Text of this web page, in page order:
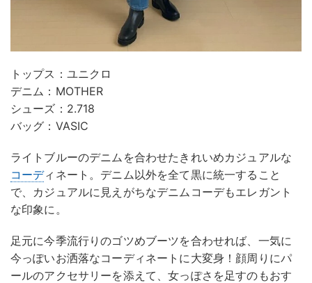
トップス：ユニクロ
デニム：MOTHER
シューズ：2.718
バッグ：VASIC
ライトブルーのデニムを合わせたきれいめカジュアルな
コーディネート。デニム以外を全て黒に統一すること
で、カジュアルに見えがちなデニムコーデもエレガント
な印象に。
足元に今季流行りのゴツめブーツを合わせれば、一気に
今っぽいお洒落なコーディネートに大変身！顔周りにパ
ールのアクセサリーを添えて、女っぽさを足すのもおす